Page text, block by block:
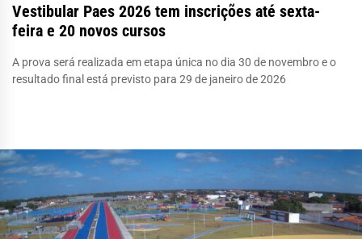
Vestibular Paes 2026 tem inscrições até sexta-
feira e 20 novos cursos
A prova será realizada em etapa única no dia 30 de novembro e o
resultado final está previsto para 29 de janeiro de 2026